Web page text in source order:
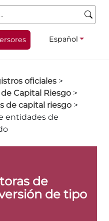
Español
oficiales >
Capital Riesgo >
de capital riesgo >
entidades de
de
de tipo